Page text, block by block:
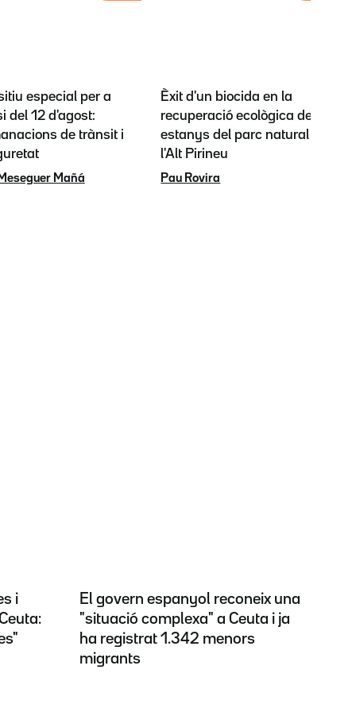
especial per a
del 12 d'agost:
de trànsit i
Mañá
Èxit d'un biocida en la
recuperació ecològica dels
estanys del parc natural de
l'Alt Pirineu
Pau Rovira
i
El govern espanyol reconeix una
"situació complexa" a Ceuta i ja
ha registrat 1.342 menors
migrants